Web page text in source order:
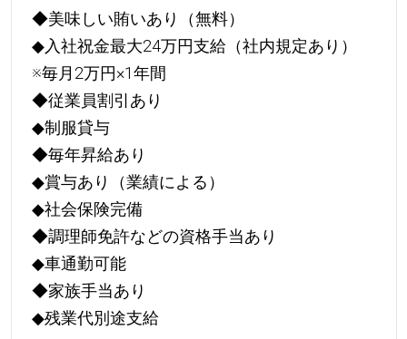
◆美味しい賄いあり（無料）
◆入社祝金最大24万円支給（社内規定あり）
※毎月2万円×1年間
◆従業員割引あり
◆制服貸与
◆毎年昇給あり
◆賞与あり（業績による）
◆社会保険完備
◆調理師免許などの資格手当あり
◆車通勤可能
◆家族手当あり
◆残業代別途支給